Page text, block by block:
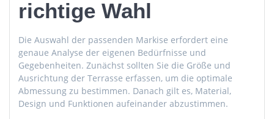
richtige Wahl
Die Auswahl der passenden Markise erfordert eine
genaue Analyse der eigenen Bedürfnisse und
Gegebenheiten. Zunächst sollten Sie die Größe und
Ausrichtung der Terrasse erfassen, um die optimale
Abmessung zu bestimmen. Danach gilt es, Material,
Design und Funktionen aufeinander abzustimmen.